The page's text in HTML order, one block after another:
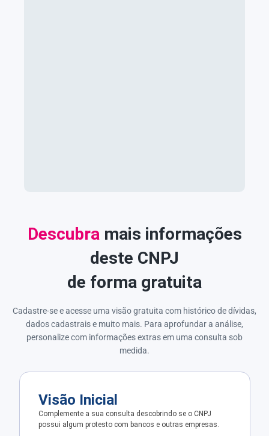
Descubramais informações
deste CNPJ
de forma gratuita
Cadastre-se e acesse uma visão gratuita com histórico de dívidas,
dados cadastrais e muito mais. Para aprofundar a análise,
personalize com informações extras em uma consulta sob
medida.
Visão Inicial
Complemente a sua consulta descobrindo se o CNPJ
possui algum protesto com bancos e outras empresas.